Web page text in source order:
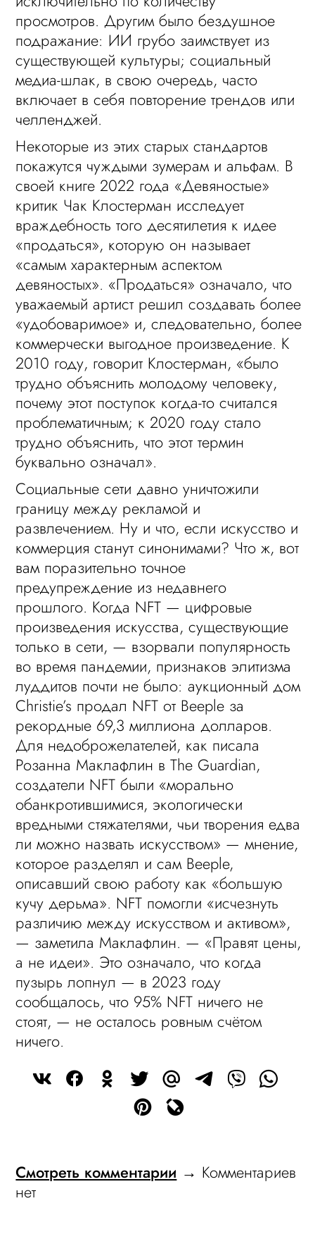
просмотров. Другим было бездушное
подражание: ИИ грубо заимствует из
существующей культуры; социальный
медиа-шлак, в свою очередь, часто
включает в себя повторение трендов или
челленджей.
Некоторые из этих старых стандартов
покажутся чуждыми зумерам и альфам. В
своей книге 2022 года «Девяностые»
критик Чак Клостерман исследует
враждебность того десятилетия к идее
«продаться», которую он называет
«самым характерным аспектом
девяностых». «Продаться» означало, что
уважаемый артист решил создавать более
«удобоваримое» и, следовательно, более
коммерчески выгодное произведение. К
2010 году, говорит Клостерман, «было
трудно объяснить молодому человеку,
почему этот поступок когда-то считался
проблематичным; к 2020 году стало
трудно объяснить, что этот термин
буквально означал».
Социальные сети давно уничтожили
границу между рекламой и
развлечением. Ну и что, если искусство и
коммерция станут синонимами? Что ж, вот
вам поразительно точное
предупреждение из недавнего
прошлого. Когда NFT — цифровые
произведения искусства, существующие
только в сети, — взорвали популярность
во время пандемии, признаков элитизма
луддитов почти не было: аукционный дом
Christie’s продал NFT от Beeple за
рекордные 69,3 миллиона долларов.
Для недоброжелателей, как писала
Розанна Маклафлин в The Guardian,
создатели NFT были «морально
обанкротившимися, экологически
вредными стяжателями, чьи творения едва
ли можно назвать искусством» — мнение,
которое разделял и сам Beeple,
описавший свою работу как «большую
кучу дерьма». NFT помогли «исчезнуть
различию между искусством и активом»,
— заметила Маклафлин. — «Правят цены,
а не идеи». Это означало, что когда
пузырь лопнул — в 2023 году
сообщалось, что 95% NFT ничего не
стоят, — не осталось ровным счётом
ничего.
Смотреть комментарии → Комментариев
нет